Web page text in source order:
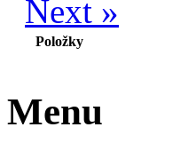
Next »
Položky
Menu